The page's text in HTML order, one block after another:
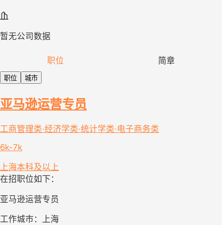
暂无公司数据
职位 简章
职位 城市
亚马逊运营专员
工商管理类·经济学类·统计学类·电子商务类
6k-7k
上海本科及以上
在招职位如下：
亚马逊运营专员
工作城市：上海